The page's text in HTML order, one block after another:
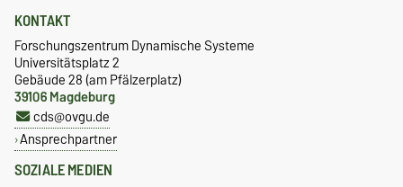
SOZIALE MEDIEN
KONTAKT
Forschungszentrum Dynamische Systeme
Universitätsplatz 2
Gebäude 28 (am Pfälzerplatz)
39106 Magdeburg
cds@ovgu.de
Ansprechpartner